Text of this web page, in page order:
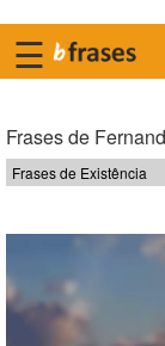
☰
Frases de
Frases de Existência